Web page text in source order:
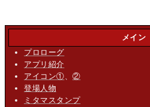
メイン
プロローグ
アプリ紹介
アイコン①、②
登場人物
ミタマスタンプ